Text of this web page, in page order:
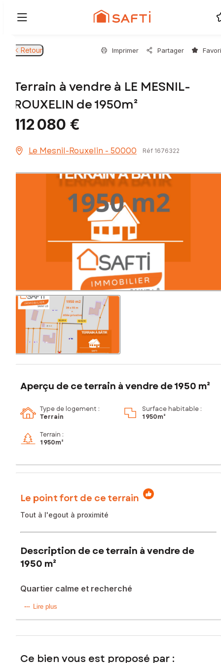
Retour Imprimer Partager
Terrain à vendre à LE MESNIL-
ROUXELIN de 1950m²
112 080 €
Le Mesnil-Rouxelin - 50000 Réf 1676322
Aperçu de ce terrain à vendre de 1950 m²
Type de logement :
Terrain
Surface habitable :
1 950m²
Terrain :
1 950m²
Le point fort de ce terrain
Tout à l'egout à proximité
Description de ce terrain à vendre de
1950 m²
Quartier calme et recherché
**Belle opportunité de construction aux portes de Saint-
Situé sur la commune du Mesnil-Rouxelin, ce terrain plat
calme et agréable, à seulement quelques minutes de Saint-
Lire plus
Ce bien vous est proposé par :